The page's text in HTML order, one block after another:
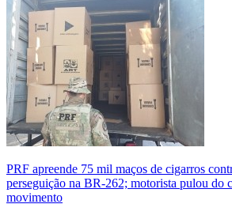
PRF apreende 75 mil maços de cigarros
perseguição na BR-262; motorista pulou do
movimento